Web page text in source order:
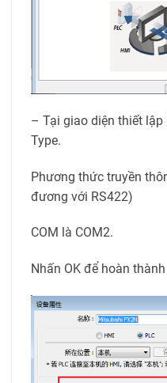
– Tại giao diện thiết lập
Type.
Phương thức truyền
đương với RS422)
COM là COM2.
Nhấn OK để hoàn thành